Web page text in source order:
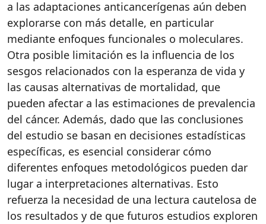
a las adaptaciones anticancerígenas aún deben
explorarse con más detalle, en particular
mediante enfoques funcionales o moleculares.
Otra posible limitación es la influencia de los
sesgos relacionados con la esperanza de vida y
las causas alternativas de mortalidad, que
pueden afectar a las estimaciones de prevalencia
del cáncer. Además, dado que las conclusiones
del estudio se basan en decisiones estadísticas
específicas, es esencial considerar cómo
diferentes enfoques metodológicos pueden dar
lugar a interpretaciones alternativas. Esto
refuerza la necesidad de una lectura cautelosa de
los resultados y de que futuros estudios exploren